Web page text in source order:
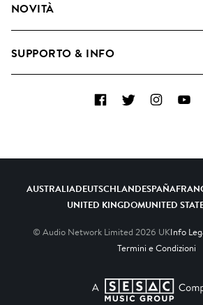
Come utilizziamo l'intelligenza artificiale
NOVITÀ
SUPPORTO & INFO
FacebookTwitterInstagram
AUSTRALIADEUTSCHLANDESPAÑA
UNITED KINGDOMUNITED
© Audio Network Limited 2026 UKInfo
Termini e Condizioni
A SESAC